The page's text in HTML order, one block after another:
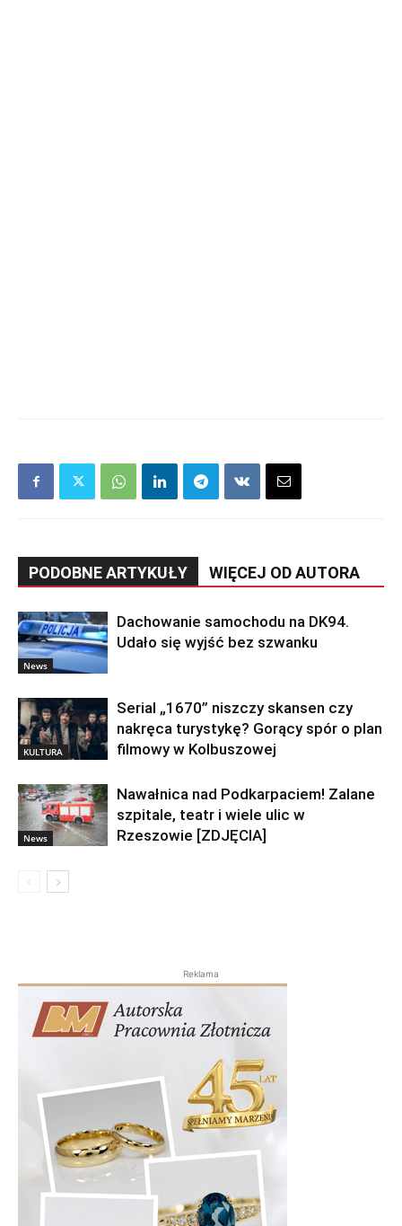
PODOBNE ARTYKUŁY WIĘCEJ OD AUTORA
News
Dachowanie samochodu na DK94.
Udało się wyjść bez szwanku
KULTURA
Serial „1670” niszczy skansen czy
nakręca turystykę? Gorący spór o plan
filmowy w Kolbuszowej
News
Nawałnica nad Podkarpaciem! Zalane
szpitale, teatr i wiele ulic w
Rzeszowie [ZDJĘCIA]
Reklama